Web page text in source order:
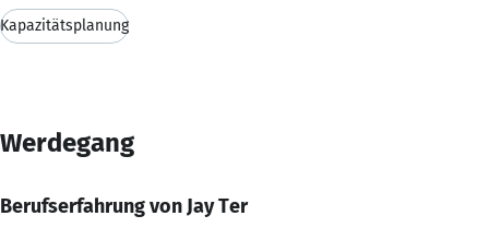
Kapazitätsplanung
Werdegang
Berufserfahrung von Jay Ter